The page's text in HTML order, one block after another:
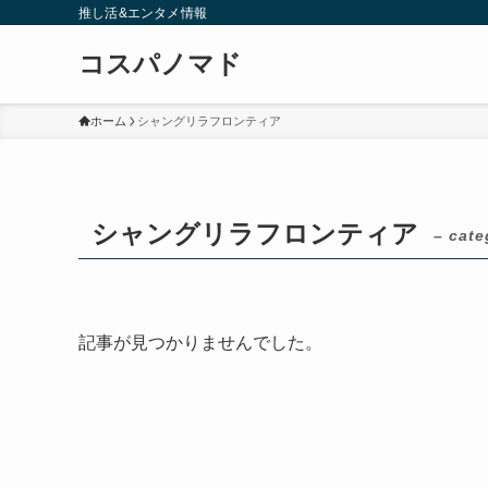
推し活&エンタメ情報
コスパノマド
ホーム シャングリラフロンティア
シャングリラフロンティア –
記事が見つかりませんでした。